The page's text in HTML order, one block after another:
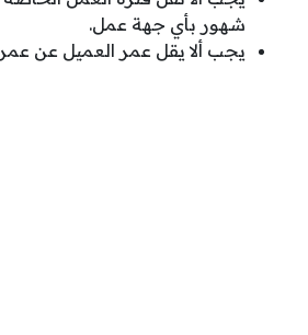
شهور بأي جهة عمل.
يجب ألا يقل عمر العميل عن عمر 21 عام.